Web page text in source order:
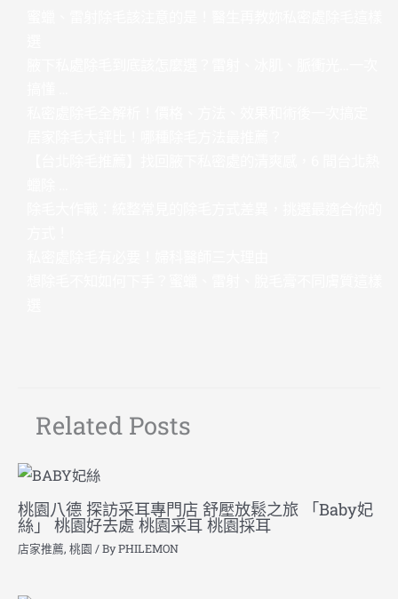
Related Posts
桃園八德 探訪采耳專門店 舒壓放鬆之旅 「Baby妃
絲」 桃園好去處 桃園采耳 桃園採耳
店家推薦, 桃園 / ByPHILEMON